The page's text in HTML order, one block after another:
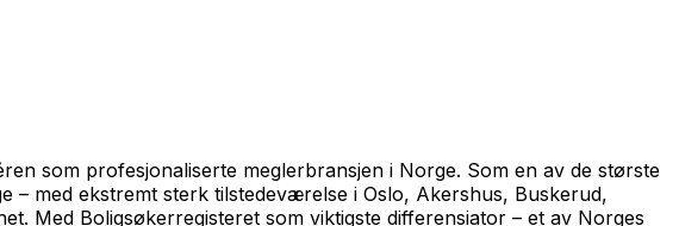
som profesjonaliserte meglerbransjen i Norge. Som en av de største
med ekstremt sterk tilstedeværelse i Oslo, Akershus, Buskerud,
Med Boligsøkerregisteret som viktigste differensiator – et av Norges